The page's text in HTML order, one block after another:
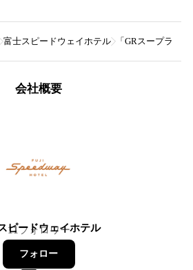
富士スピードウェイホテル 「GRスープラ」
会社概要
ピードウェイホテル
11フォロワー
フォロー